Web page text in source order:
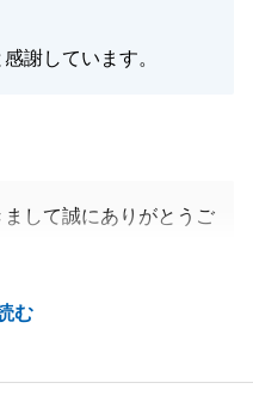
謝しています。
む
して誠にありがとうご
っております。
もお力になれればと思